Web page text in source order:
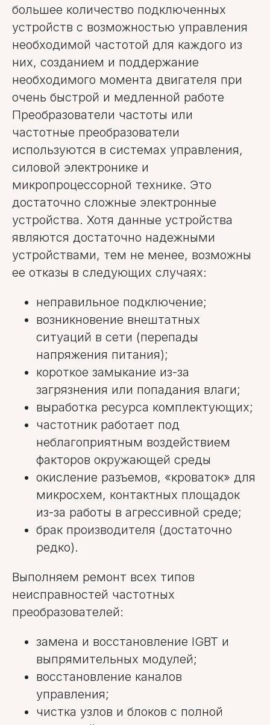
большее количество подключенных
устройств с возможностью управления
необходимой частотой для каждого из
них, созданием и поддержание
необходимого момента двигателя при
очень быстрой и медленной работе
Преобразователи частоты или
частотные преобразователи
используются в системах управления,
силовой электронике и
микропроцессорной технике. Это
достаточно сложные электронные
устройства. Хотя данные устройства
являются достаточно надежными
устройствами, тем не менее, возможны
ее отказы в следующих случаях:
неправильное подключение;
возникновение внештатных
ситуаций в сети (перепады
напряжения питания);
короткое замыкание из-за
загрязнения или попадания влаги;
выработка ресурса комплектующих;
частотник работает под
неблагоприятным воздействием
факторов окружающей среды
окисление разъемов, «кроваток» для
микросхем, контактных площадок
из-за работы в агрессивной среде;
брак производителя (достаточно
редко).
Выполняем ремонт всех типов
неисправностей частотных
преобразователей:
замена и восстановление IGBT и
выпрямительных модулей;
восстановление каналов
управления;
чистка узлов и блоков с полной